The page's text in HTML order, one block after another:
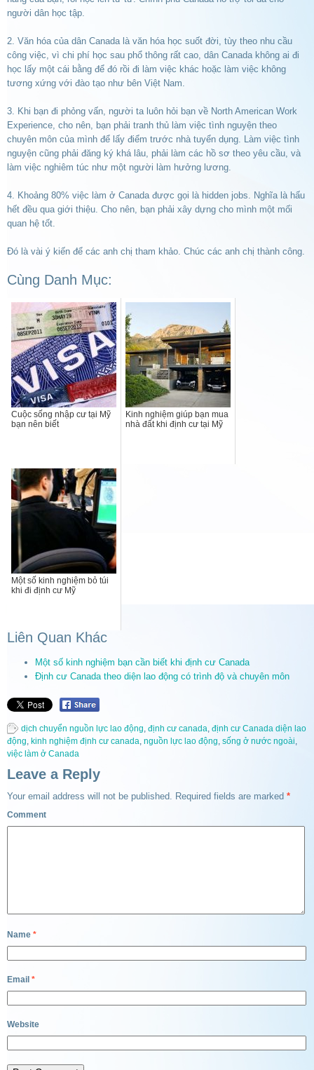
người dân học tập.
2. Văn hóa của dân Canada là văn hóa học suốt đời, tùy theo nhu cầu
công việc, vì chi phí học sau phổ thông rất cao, dân Canada không ai đi
học lấy một cái bằng để đó rồi đi làm việc khác hoặc làm việc không
tương xứng với đào tạo như bên Việt Nam.
3. Khi bạn đi phỏng vấn, người ta luôn hỏi bạn về North American Work
Experience, cho nên, bạn phải tranh thủ làm việc tình nguyện theo
chuyên môn của mình để lấy điểm trước nhà tuyển dụng. Làm việc tình
nguyện cũng phải đăng ký khá lâu, phải làm các hồ sơ theo yêu cầu, và
làm việc nghiêm túc như một người làm hưởng lương.
4. Khoảng 80% việc làm ở Canada được gọi là hidden jobs. Nghĩa là hấu
hết đều qua giới thiệu. Cho nên, bạn phải xây dựng cho mình một mối
quan hệ tốt.
Đó là vài ý kiến để các anh chị tham khảo. Chúc các anh chị thành công.
Cùng Danh Mục:
Cuộc sống nhập cư tại Mỹ
bạn nên biết
Kinh nghiệm giúp bạn mua
nhà đất khi định cư tại Mỹ
Một số kinh nghiệm bỏ túi
khi đi định cư Mỹ
Liên Quan Khác
Một số kinh nghiệm bạn cần biết khi định cư Canada
Định cư Canada theo diện lao động có trình độ và chuyên môn
dịch chuyển nguồn lực lao động, định cư canada, định cư Canada diện lao
động, kinh nghiệm định cư canada, nguồn lực lao động, sống ở nước ngoài,
việc làm ở Canada
Leave a Reply
Your email address will not be published. Required fields are marked *
Comment
Name *
Email *
Website